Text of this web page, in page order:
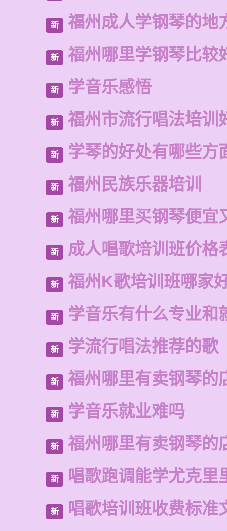
新 福州成人学钢琴的地
新 福州哪里学钢琴比较
新 学音乐感悟
新 福州市流行唱法培训
新 学琴的好处有哪些方
新 福州民族乐器培训
新 福州哪里买钢琴便宜
新 成人唱歌培训班价格
新 福州K歌培训班哪家
新 学音乐有什么专业和
新 学流行唱法推荐的歌
新 福州哪里有卖钢琴的
新 学音乐就业难吗
新 福州哪里有卖钢琴的
新 唱歌跑调能学尤克里
新 唱歌培训班收费标准